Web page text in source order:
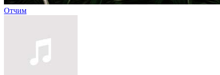
Отчим